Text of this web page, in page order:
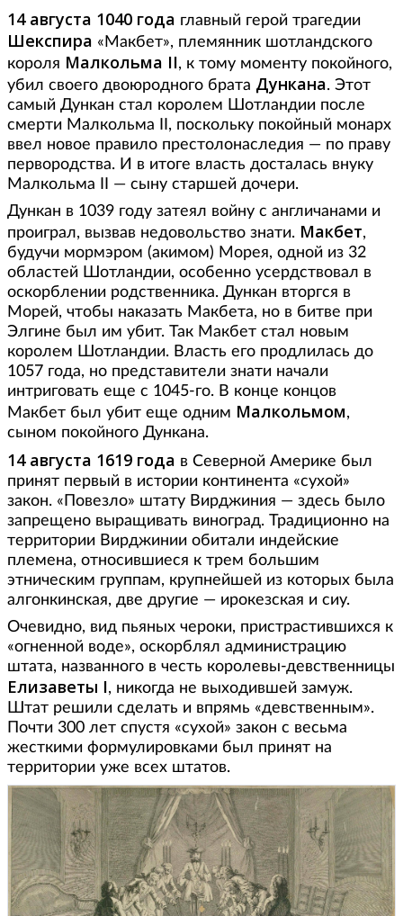
14 августа 1040 года главный герой трагедии
Шекспира «Макбет», племянник шотландского
короля Малкольма II, к тому моменту покойного,
убил своего двоюродного брата Дункана. Этот
самый Дункан стал королем Шотландии после
смерти Малкольма II, поскольку покойный монарх
ввел новое правило престолонаследия — по праву
первородства. И в итоге власть досталась внуку
Малкольма II — сыну старшей дочери.
Дункан в 1039 году затеял войну с англичанами и
проиграл, вызвав недовольство знати. Макбет,
будучи мормэром (акимом) Морея, одной из 32
областей Шотландии, особенно усердствовал в
оскорблении родственника. Дункан вторгся в
Морей, чтобы наказать Макбета, но в битве при
Элгине был им убит. Так Макбет стал новым
королем Шотландии. Власть его продлилась до
1057 года, но представители знати начали
интриговать еще с 1045-го. В конце концов
Макбет был убит еще одним Малкольмом,
сыном покойного Дункана.
14 августа 1619 года в Северной Америке был
принят первый в истории континента «сухой»
закон. «Повезло» штату Вирджиния — здесь было
запрещено выращивать виноград. Традиционно на
территории Вирджинии обитали индейские
племена, относившиеся к трем большим
этническим группам, крупнейшей из которых была
алгонкинская, две другие — ирокезская и сиу.
Очевидно, вид пьяных чероки, пристрастившихся к
«огненной воде», оскорблял администрацию
штата, названного в честь королевы-девственницы
Елизаветы I, никогда не выходившей замуж.
Штат решили сделать и впрямь «девственным».
Почти 300 лет спустя «сухой» закон с весьма
жесткими формулировками был принят на
территории уже всех штатов.